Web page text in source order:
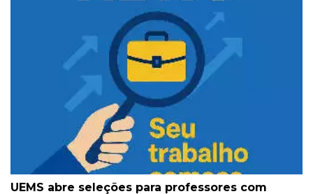
UEMS abre seleções para professores com